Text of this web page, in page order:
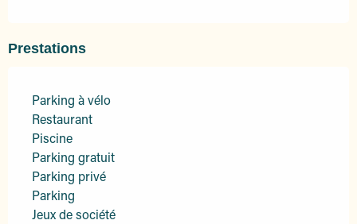
Prestations
Parking à vélo
Restaurant
Piscine
Parking gratuit
Parking privé
Parking
Jeux de société